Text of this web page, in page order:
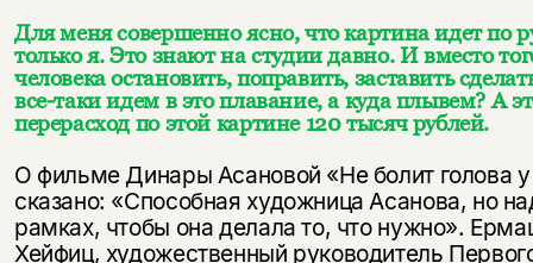
Для меня совершенно ясно, что картина идет по
только я. Это знают на студии давно. И вместо
человека остановить, поправить, заставить
все-таки идем в это плавание, а куда плывем? А
перерасход по этой картине 120 тысяч рублей.
О фильме Динары Асановой «Не болит голова
сказано: «Способная художница Асанова, но
рамках, чтобы она делала то, что нужно».
Хейфиц, художественный руководитель